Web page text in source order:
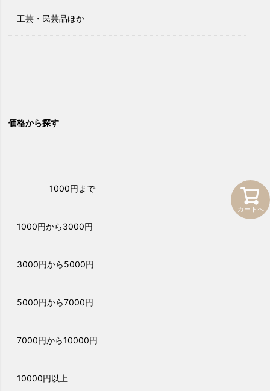
工芸・民芸品ほか
価格から探す
1000円まで
1000円から3000円
3000円から5000円
5000円から7000円
7000円から10000円
10000円以上
カートへ